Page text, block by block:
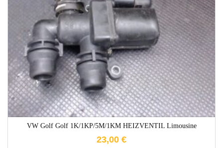
VW Golf Golf 1K/1KP/5M/1KM HEIZVENTIL Limousine
23,00 €
1-3 Werktage